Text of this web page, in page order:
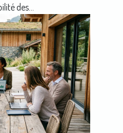
des...